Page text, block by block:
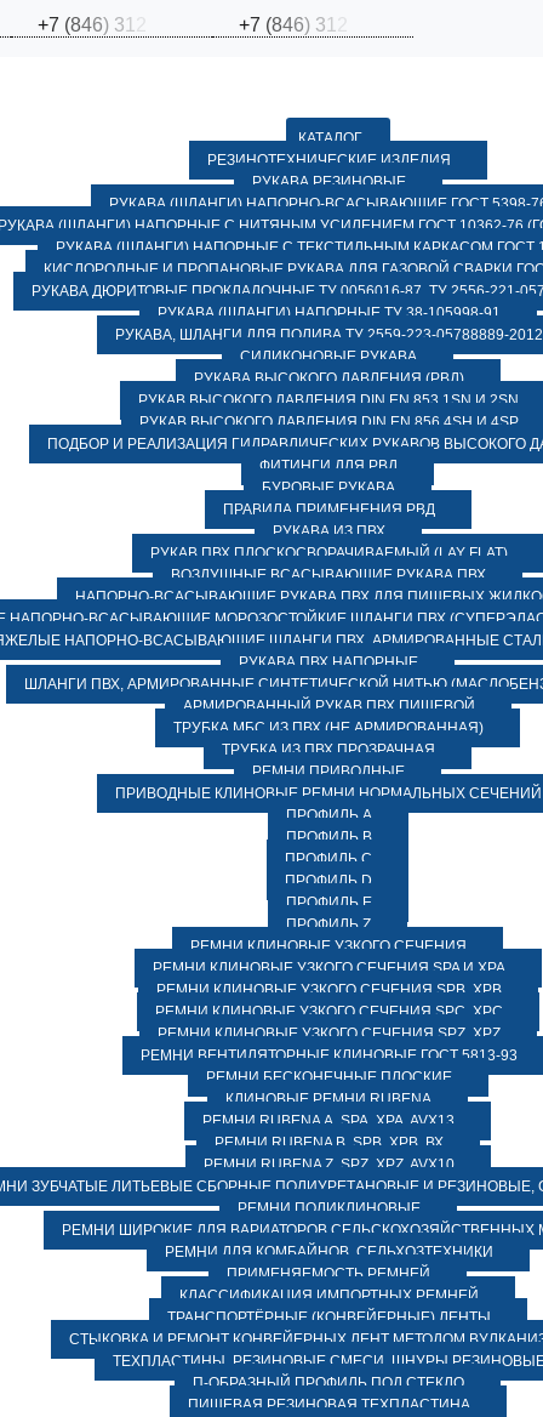
+7 (846) 31 +7 (846) 31
КАТАЛОГ
РЕЗИНОТЕХНИЧЕСКИЕ ИЗДЕЛИЯ
РУКАВА РЕЗИНОВЫЕ
РУКАВА (ШЛАНГИ) НАПОРНО-ВСАСЫВАЮЩИЕ ГОСТ 5398-
(ШЛАНГИ) НАПОРНЫЕ С НИТЯНЫМ УСИЛЕНИЕМ ГОСТ 10362-76
РУКАВА (ШЛАНГИ) НАПОРНЫЕ С ТЕКСТИЛЬНЫМ КАРКАСОМ ГОСТ
КИСЛОРОДНЫЕ И ПРОПАНОВЫЕ РУКАВА ДЛЯ ГАЗОВОЙ СВАРКИ
РУКАВА ДЮРИТОВЫЕ ПРОКЛАДОЧНЫЕ ТУ 0056016-87, ТУ 2556-221-
РУКАВА (ШЛАНГИ) НАПОРНЫЕ ТУ 38-105998-91
РУКАВА, ШЛАНГИ ДЛЯ ПОЛИВА ТУ 2559-223-05788889-2012
СИЛИКОНОВЫЕ РУКАВА
РУКАВА ВЫСОКОГО ДАВЛЕНИЯ (РВД)
РУКАВ ВЫСОКОГО ДАВЛЕНИЯ DIN EN 853 1SN И 2SN
РУКАВ ВЫСОКОГО ДАВЛЕНИЯ DIN EN 856 4SH И 4SP
ПОДБОР И РЕАЛИЗАЦИЯ ГИДРАВЛИЧЕСКИХ РУКАВОВ ВЫСОКОГО
ФИТИНГИ ДЛЯ РВД
БУРОВЫЕ РУКАВА
ПРАВИЛА ПРИМЕНЕНИЯ РВД
РУКАВА ИЗ ПВХ
РУКАВ ПВХ ПЛОСКОСВОРАЧИВАЕМЫЙ (LAY FLAT)
ВОЗДУШНЫЕ ВСАСЫВАЮЩИЕ РУКАВА ПВХ
НАПОРНО-ВСАСЫВАЮЩИЕ РУКАВА ПВХ ДЛЯ ПИЩЕВЫХ
НАПОРНО-ВСАСЫВАЮЩИЕ МОРОЗОСТОЙКИЕ ШЛАНГИ ПВХ
НАПОРНО-ВСАСЫВАЮЩИЕ ШЛАНГИ ПВХ, АРМИРОВАННЫЕ
РУКАВА ПВХ НАПОРНЫЕ
ШЛАНГИ ПВХ, АРМИРОВАННЫЕ СИНТЕТИЧЕСКОЙ НИТЬЮ
АРМИРОВАННЫЙ РУКАВ ПВХ ПИЩЕВОЙ
ТРУБКА МБС ИЗ ПВХ (НЕ АРМИРОВАННАЯ)
ТРУБКА ИЗ ПВХ ПРОЗРАЧНАЯ
РЕМНИ ПРИВОДНЫЕ
ПРИВОДНЫЕ КЛИНОВЫЕ РЕМНИ НОРМАЛЬНЫХ СЕЧЕНИЙ
ПРОФИЛЬ A
ПРОФИЛЬ B
ПРОФИЛЬ C
ПРОФИЛЬ D
ПРОФИЛЬ E
ПРОФИЛЬ Z
РЕМНИ КЛИНОВЫЕ УЗКОГО СЕЧЕНИЯ
РЕМНИ КЛИНОВЫЕ УЗКОГО СЕЧЕНИЯ SPA И XPA
РЕМНИ КЛИНОВЫЕ УЗКОГО СЕЧЕНИЯ SPB, XPB
РЕМНИ КЛИНОВЫЕ УЗКОГО СЕЧЕНИЯ SPC, XPC
РЕМНИ КЛИНОВЫЕ УЗКОГО СЕЧЕНИЯ SPZ, XPZ
РЕМНИ ВЕНТИЛЯТОРНЫЕ КЛИНОВЫЕ ГОСТ 5813-93
РЕМНИ БЕСКОНЕЧНЫЕ ПЛОСКИЕ
КЛИНОВЫЕ РЕМНИ RUBENA
РЕМНИ RUBENA А, SPA, XPA, AVX13
РЕМНИ RUBENA В, SPВ, ХPВ, ВХ
РЕМНИ RUBENA Z, SPZ, XPZ, AVX10
ЗУБЧАТЫЕ ЛИТЬЕВЫЕ СБОРНЫЕ ПОЛИУРЕТАНОВЫЕ И РЕЗИНОВЫЕ,
РЕМНИ ПОЛИКЛИНОВЫЕ
РЕМНИ ШИРОКИЕ ДЛЯ ВАРИАТОРОВ СЕЛЬСКОХОЗЯЙСТВЕННЫХ
РЕМНИ ДЛЯ КОМБАЙНОВ, СЕЛЬХОЗТЕХНИКИ
ПРИМЕНЯЕМОСТЬ РЕМНЕЙ
КЛАССИФИКАЦИЯ ИМПОРТНЫХ РЕМНЕЙ
ТРАНСПОРТЁРНЫЕ (КОНВЕЙЕРНЫЕ) ЛЕНТЫ
СТЫКОВКА И РЕМОНТ КОНВЕЙЕРНЫХ ЛЕНТ МЕТОДОМ
ТЕХПЛАСТИНЫ, РЕЗИНОВЫЕ СМЕСИ, ШНУРЫ
П-ОБРАЗНЫЙ ПРОФИЛЬ ПОД СТЕКЛО
ПИЩЕВАЯ РЕЗИНОВАЯ ТЕХПЛАСТИНА